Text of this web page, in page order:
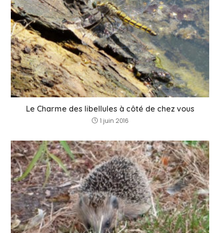
Le Charme des libellules à côté de chez vous
1 juin 2016